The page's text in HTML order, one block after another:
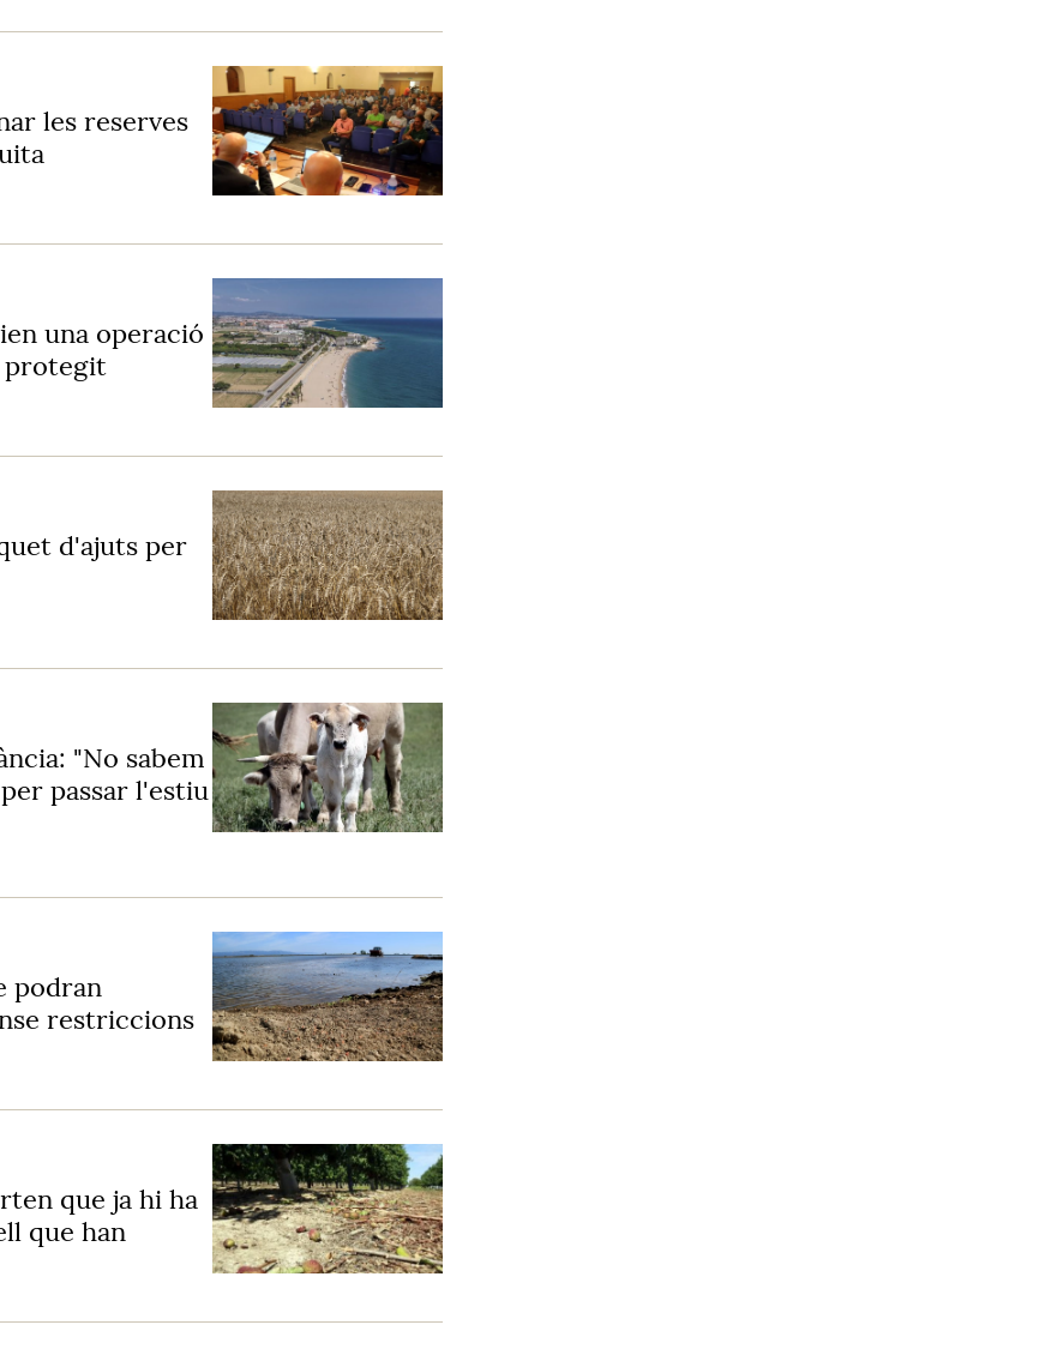
les reserves
una operació
protegit
d'ajuts per
"No sabem
passar l'estiu
podran
restriccions
que ja hi ha
que han